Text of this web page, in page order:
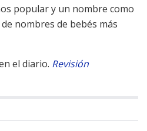
popular y un nombre como
nombres de bebés más
el diario. Revisión